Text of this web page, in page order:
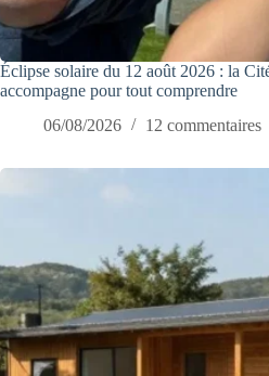
Éclipse solaire du 12 août 2026 : la
accompagne pour tout comprendre
06/08/2026
12 commentaires